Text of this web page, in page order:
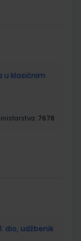
u klasičnim
7678
dio, udžbenik